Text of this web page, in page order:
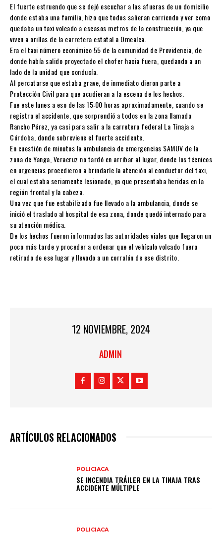
El fuerte estruendo que se dejó escuchar a las afueras de un domicilio
donde estaba una familia, hizo que todos salieran corriendo y ver como
quedaba un taxi volcado a escasos metros de la construcción, ya que
viven a orillas de la carretera estatal a Omealca.
Era el taxi número económico 55 de la comunidad de Providencia, de
donde había salido proyectado el chofer hacia fuera, quedando a un
lado de la unidad que conducía.
Al percatarse que estaba grave, de inmediato dieron parte a
Protección Civil para que acudieran a la escena de los hechos.
Fue este lunes a eso de las 15:00 horas aproximadamente, cuando se
registra el accidente, que sorprendió a todos en la zona llamada
Rancho Pérez, ya casi para salir a la carretera federal La Tinaja a
Córdoba, donde sobreviene el fuerte accidente.
En cuestión de minutos la ambulancia de emergencias SAMUV de la
zona de Yanga, Veracruz no tardó en arribar al lugar, donde los técnicos
en urgencias procedieron a brindarle la atención al conductor del taxi,
el cual estaba seriamente lesionado, ya que presentaba heridas en la
región frontal y la cabeza.
Una vez que fue estabilizado fue llevado a la ambulancia, donde se
inició el traslado al hospital de esa zona, donde quedó internado para
su atención médica.
De los hechos fueron informados las autoridades viales que llegaron un
poco más tarde y proceder a ordenar que el vehículo volcado fuera
retirado de ese lugar y llevado a un corralón de ese distrito.
12 NOVIEMBRE, 2024
ADMIN
ARTÍCULOS RELACIONADOS
POLICIACA
SE INCENDIA TRÁILER EN LA TINAJA TRAS
ACCIDENTE MÚLTIPLE
POLICIACA